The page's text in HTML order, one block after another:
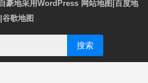
豪地采用WordPress 网站地图 百度地
谷歌地图
搜索